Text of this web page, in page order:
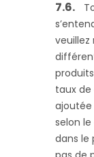
taux de
ajoutée
selon le
dans le